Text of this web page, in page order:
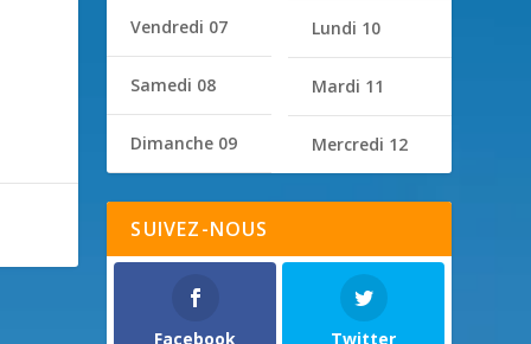
Vendredi 07
Samedi 08
Dimanche 09
Lundi 10
Mardi 11
Mercredi 12
SUIVEZ-NOUS
Facebook Twitter